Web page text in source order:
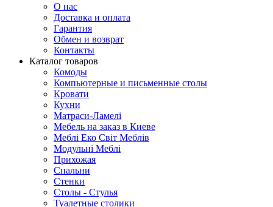
О нас
Доставка и оплата
Гарантия
Обмен и возврат
Контакты
Каталог товаров
Комоды
Компьютерные и письменные столы
Кровати
Кухни
Матраси-Ламелі
Мебель на заказ в Киеве
Меблі Еко Світ Меблів
Модульні Меблі
Прихожая
Спальни
Стенки
Столы - Стулья
Туалетные столики